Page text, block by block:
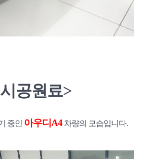
공원료>
중인 아우디A4차량의 모습입니다.